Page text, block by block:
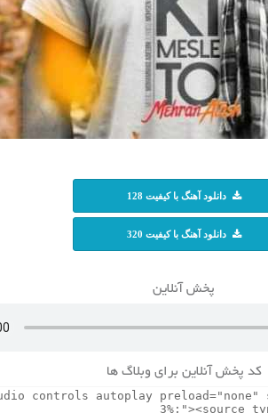
دانلود آهنگ با کیفیت 128
دانلود آهنگ با کیفیت 320
پخش آنلاین
کد پخش آنلاین برای وبلاگ ها